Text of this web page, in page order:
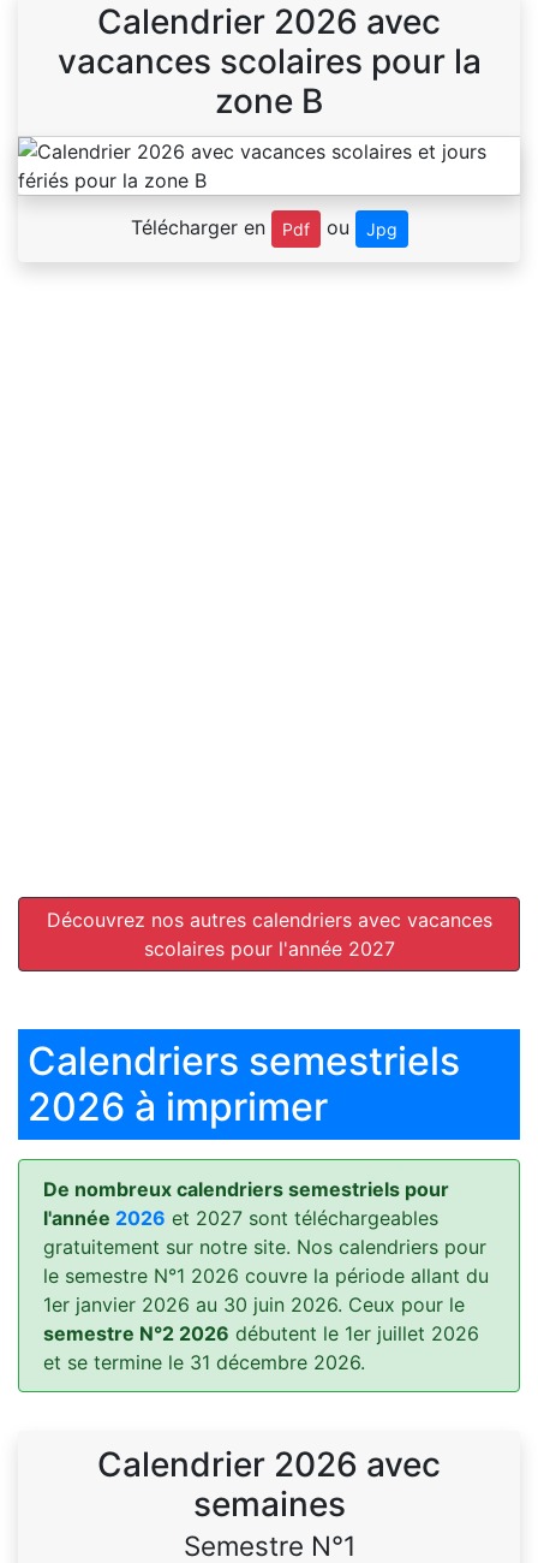
Calendrier 2026 avec
vacances scolaires pour la
zone B
Télécharger en Pdf ou Jpg
Découvrez nos autres calendriers avec vacances
scolaires pour l'année 2027
Calendriers semestriels
2026 à imprimer
De nombreux calendriers semestriels pour
l'année 2026 et 2027 sont téléchargeables
gratuitement sur notre site. Nos calendriers pour
le semestre N°1 2026 couvre la période allant du
1er janvier 2026 au 30 juin 2026. Ceux pour le
semestre N°2 2026 débutent le 1er juillet 2026
et se termine le 31 décembre 2026.
Calendrier 2026 avec
semaines
Semestre N°1